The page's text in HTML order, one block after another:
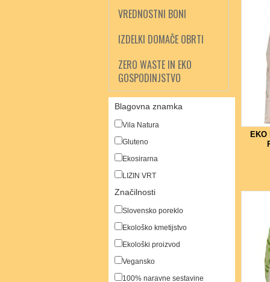
VREDNOSTNI BONI
IZDELKI DOMAČE OBRTI
ZERO WASTE IN EKO
GOSPODINJSTVO
Blagovna znamka
Vila Natura
Gluteno
Ekosirarna
LIZIN VRT
Značilnosti
Slovensko poreklo
Ekološko kmetijstvo
Ekološki proizvod
Vegansko
100% naravne sestavine
EKO